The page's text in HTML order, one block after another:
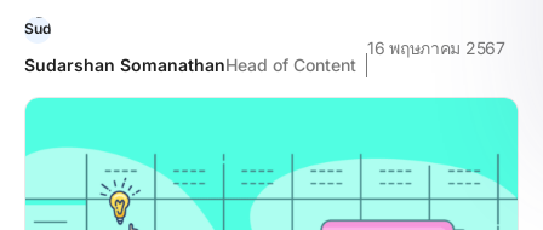
Sudarshan SomanathanHead of Content
16 พฤษภาคม 2567